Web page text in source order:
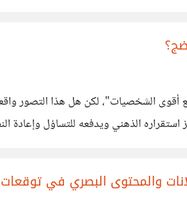
الذهني ويدفعه للتساؤل
والمحتوى البصري في